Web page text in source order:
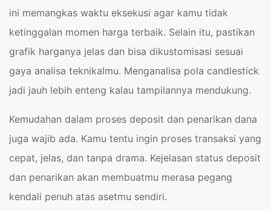
ini memangkas waktu eksekusi agar kamu tidak
ketinggalan momen harga terbaik. Selain itu, pastikan
grafik harganya jelas dan bisa dikustomisasi sesuai
gaya analisa teknikalmu. Menganalisa pola candlestick
jadi jauh lebih enteng kalau tampilannya mendukung.
Kemudahan dalam proses deposit dan penarikan dana
juga wajib ada. Kamu tentu ingin proses transaksi yang
cepat, jelas, dan tanpa drama. Kejelasan status deposit
dan penarikan akan membuatmu merasa pegang
kendali penuh atas asetmu sendiri.